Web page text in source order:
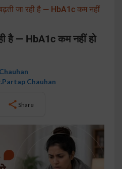
जा रही है — HbA1c कम नहीं
है — HbA1c कम नहीं हो
Chauhan
Share